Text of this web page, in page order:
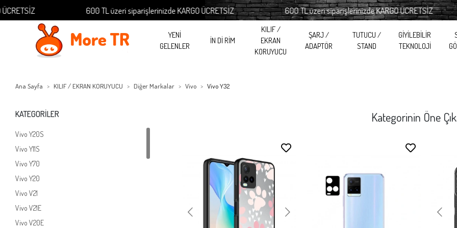
600 TL üzeri siparişlerinizde KARGO ÜCRETSİZ 600 TL üzeri siparişlerinizde KARGO ÜCRETSİZ
YENİ
GELENLER
İN Dİ RİM
KILIF /
EKRAN
KORUYUCU
ŞARJ /
ADAPTÖR
TUTUCU /
STAND
GİYİLEBİLİR
TEKNOLOJİ
Ana Sayfa KILIF / EKRAN KORUYUCU Diğer Markalar Vivo Vivo Y32
KATEGORİLER
Vivo Y20S
Vivo Y11S
Vivo Y70
Vivo Y20
Vivo V21
Vivo V21E
Vivo V20E
Kategorinin Öne